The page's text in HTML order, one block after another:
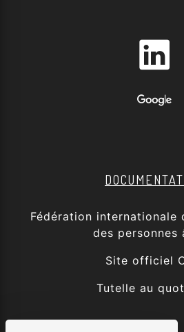
Fédération internationale
des personnes
Site officiel
Tutelle au